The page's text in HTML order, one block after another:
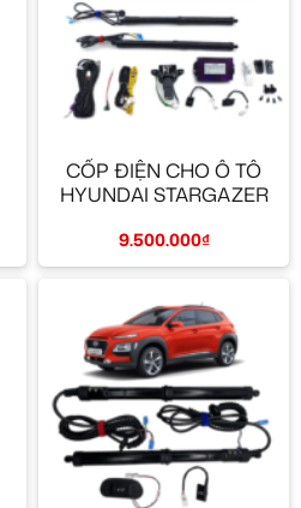
CỐP ĐIỆN CHO Ô TÔ
HYUNDAI STARGAZER
9.500.000₫